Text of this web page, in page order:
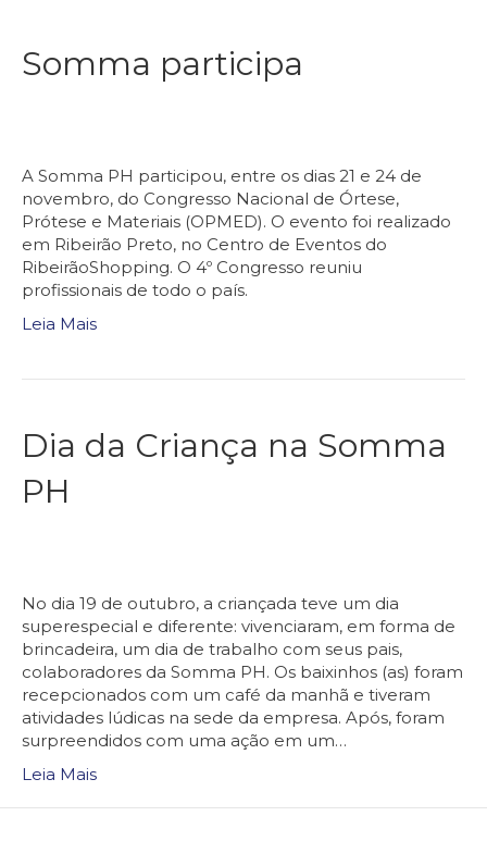
Somma participa
A Somma PH participou, entre os dias 21 e 24 de
novembro, do Congresso Nacional de Órtese,
Prótese e Materiais (OPMED). O evento foi realizado
em Ribeirão Preto, no Centro de Eventos do
RibeirãoShopping. O 4º Congresso reuniu
profissionais de todo o país.
Leia Mais
Dia da Criança na Somma
PH
No dia 19 de outubro, a criançada teve um dia
superespecial e diferente: vivenciaram, em forma de
brincadeira, um dia de trabalho com seus pais,
colaboradores da Somma PH. Os baixinhos (as) foram
recepcionados com um café da manhã e tiveram
atividades lúdicas na sede da empresa. Após, foram
surpreendidos com uma ação em um…
Leia Mais